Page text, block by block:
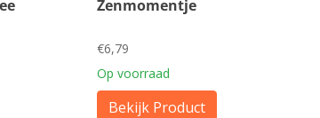
Zenmomentje
€6,79
Op voorraad
Bekijk Product